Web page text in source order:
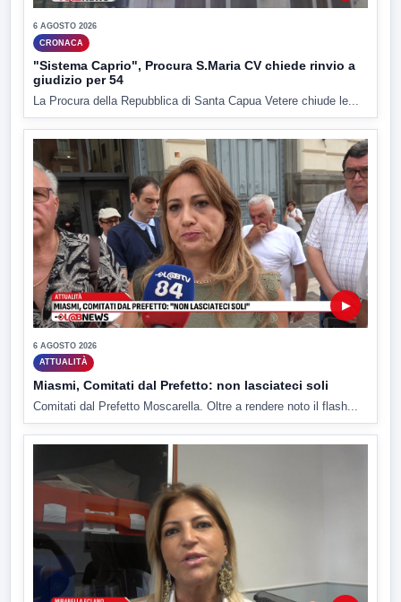
6 AGOSTO 2026
CRONACA
"Sistema Caprio", Procura S.Maria CV chiede rinvio a
giudizio per 54
La Procura della Repubblica di Santa Capua Vetere chiude le...
▶
6 AGOSTO 2026
ATTUALITÀ
Miasmi, Comitati dal Prefetto: non lasciateci soli
Comitati dal Prefetto Moscarella. Oltre a rendere noto il flash...